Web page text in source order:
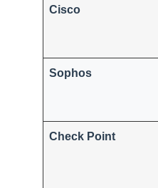
Cisco
Sophos
Check Point